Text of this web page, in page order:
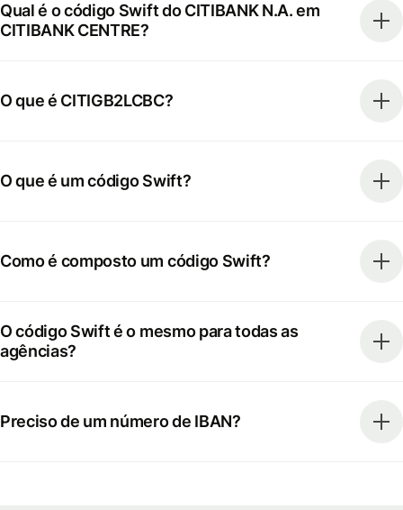
Qual é o código Swift do CITIBANK N.A. em
CITIBANK CENTRE?
O que é CITIGB2LCBC?
O que é um código Swift?
Como é composto um código Swift?
O código Swift é o mesmo para todas as
agências?
Preciso de um número de IBAN?